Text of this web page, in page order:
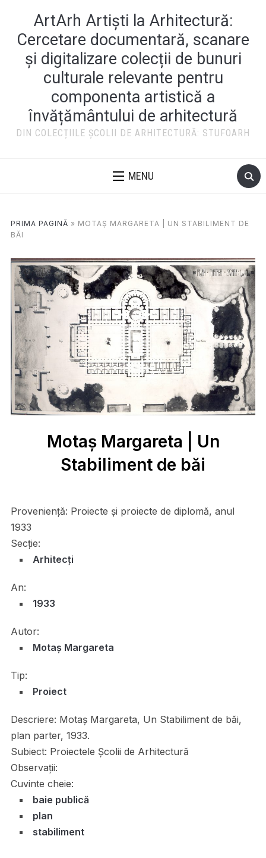
ArtArh Artiști la Arhitectură:
Cercetare documentară, scanare
și digitalizare colecții de bunuri
culturale relevante pentru
componenta artistică a
învățământului de arhitectură
DIN COLECȚIILE ȘCOLII DE ARHITECTURĂ: STUFOARH
MENU
PRIMA PAGINĂ » MOTAȘ MARGARETA | UN STABILIMENT DE
BĂI
Motaș Margareta | Un
Stabiliment de băi
Proveniență: Proiecte și proiecte de diplomă, anul
1933
Secție:
Arhitecți
An:
1933
Autor:
Motaș Margareta
Tip:
Proiect
Descriere: Motaş Margareta, Un Stabiliment de băi,
plan parter, 1933.
Subiect: Proiectele Școlii de Arhitectură
Observații:
Cuvinte cheie:
baie publică
plan
stabiliment